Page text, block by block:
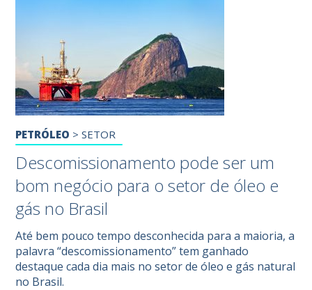
PETRÓLEO >SETOR
Descomissionamento pode ser um
bom negócio para o setor de óleo e
gás no Brasil
Até bem pouco tempo desconhecida para a maioria, a
palavra “descomissionamento” tem ganhado
destaque cada dia mais no setor de óleo e gás natural
no Brasil.